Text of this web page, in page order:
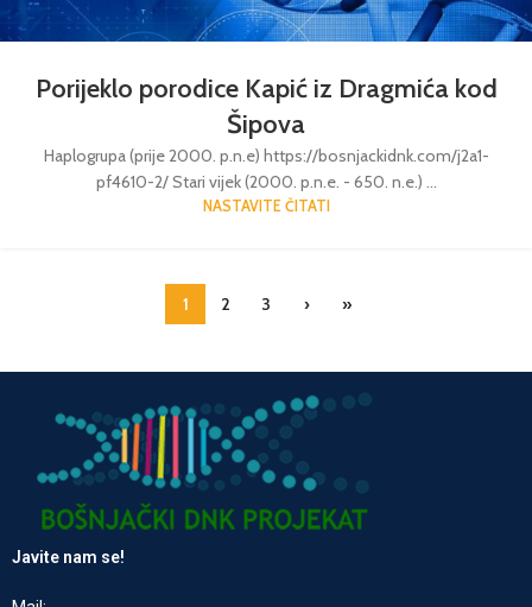
Porijeklo porodice Kapić iz Dragmića kod
Šipova
Haplogrupa (prije 2000. p.n.e) https://bosnjackidnk.com/j2a1-
pf4610-2/ Stari vijek (2000. p.n.e. - 650. n.e.) ...
NASTAVITE ČITATI
1 2 3 › »
Javite nam se!